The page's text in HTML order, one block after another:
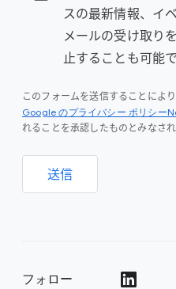
スの最新情報、イ
メールの受け取り
止することも可能で
このフォームを送信することによ
Google のプライバシー ポリシー
れることを承認したものとみなされ
送信
フォロー